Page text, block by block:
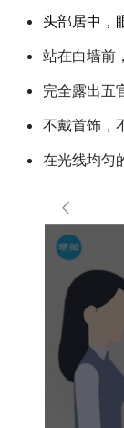
头部居中，
站在白墙前
完全露出五
不戴首饰，
在光线均匀